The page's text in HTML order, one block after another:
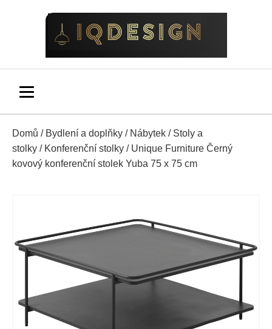
Domů / Bydlení a doplňky / Nábytek / Stoly a
stolky / Konferenční stolky / Unique Furniture Černý
kovový konferenční stolek Yuba 75 x 75 cm